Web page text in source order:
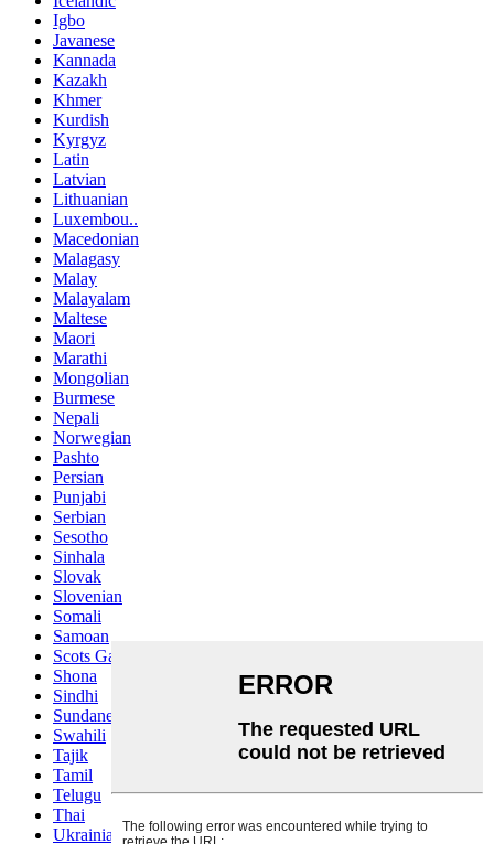
Igbo
Javanese
Kannada
Kazakh
Khmer
Kurdish
Kyrgyz
Latin
Latvian
Lithuanian
Luxembou..
Macedonian
Malagasy
Malay
Malayalam
Maltese
Maori
Marathi
Mongolian
Burmese
Nepali
Norwegian
Pashto
Persian
Punjabi
Serbian
Sesotho
Sinhala
Slovak
Slovenian
Somali
Samoan
Scots Gaelic
Shona
Sindhi
Sundanese
Swahili
Tajik
Tamil
Telugu
Thai
Ukrainian